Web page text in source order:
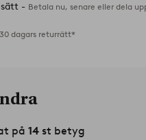
- Betala nu, senare eller dela
30 dagars returrätt*
på 14 st betyg